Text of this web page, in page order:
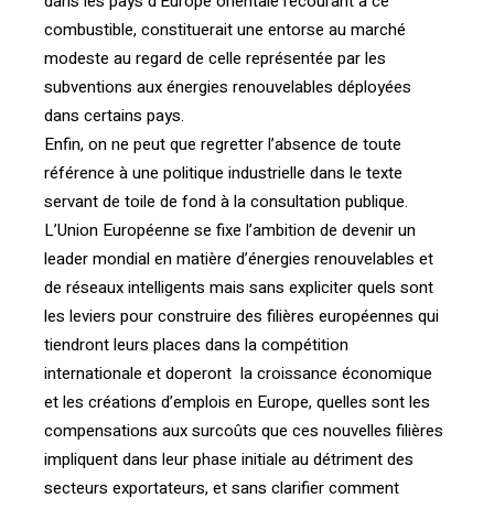
combustible, constituerait une entorse au marché
modeste au regard de celle représentée par les
subventions aux énergies renouvelables déployées
dans certains pays.
Enfin, on ne peut que regretter l’absence de toute
référence à une politique industrielle dans le texte
servant de toile de fond à la consultation publique.
L’Union Européenne se fixe l’ambition de devenir un
leader mondial en matière d’énergies renouvelables et
de réseaux intelligents mais sans expliciter quels sont
les leviers pour construire des filières européennes qui
tiendront leurs places dans la compétition
internationale et doperont la croissance économique
et les créations d’emplois en Europe, quelles sont les
compensations aux surcoûts que ces nouvelles filières
impliquent dans leur phase initiale au détriment des
secteurs exportateurs, et sans clarifier comment